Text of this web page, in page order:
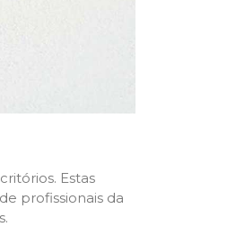
Estas
profissionais da